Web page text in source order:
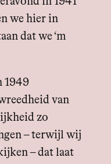
we hier in
dat we ‘m
1949
van
zo
– terwijl wij
– dat laat